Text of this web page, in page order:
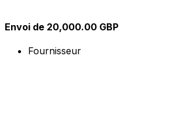
Envoi de 20,000.00 GBP
Fournisseur